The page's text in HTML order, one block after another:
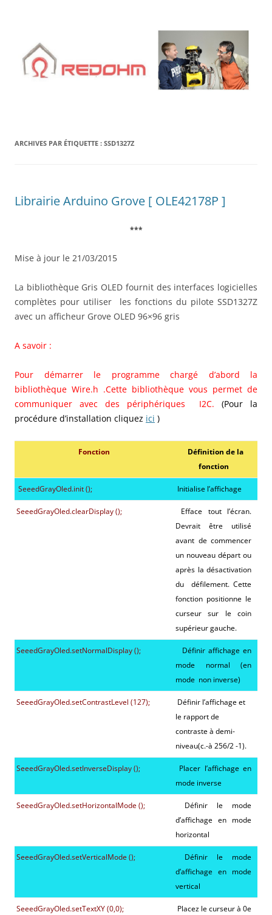
ARCHIVES PAR ÉTIQUETTE : SSD1327Z
Librairie Arduino Grove [ OLE42178P ]
***
Mise à jour le 21/03/2015
La bibliothèque Gris OLED fournit des interfaces logicielles
complètes pour utiliser les fonctions du pilote SSD1327Z
avec un afficheur Grove OLED 96×96 gris
A savoir :
Pour démarrer le programme chargé d’abord la
bibliothèque Wire.h .Cette bibliothèque vous permet de
communiquer avec des périphériques I2C.(Pour la
procédure d’installation cliquez ici )
Fonction
Définition de la
fonction
SeeedGrayOled.init (); Initialise l’affichage
SeeedGrayOled.clearDisplay ();
Efface tout l’écran.
Devrait être utilisé
avant de commencer
un nouveau départ ou
après la désactivation
du défilement. Cette
fonction positionne le
curseur sur le coin
supérieur gauche.
SeeedGrayOled.setNormalDisplay ();
Définir affichage en
mode normal (en
mode non inverse)
SeeedGrayOled.setContrastLevel (127);
Définir l’affichage et
le rapport de
contraste à demi-
niveau(c.-à 256/2 -1).
SeeedGrayOled.setInverseDisplay ();
Placer l’affichage en
mode inverse
SeeedGrayOled.setHorizontalMode ();
Définir le mode
d’affichage en mode
horizontal
SeeedGrayOled.setVerticalMode ();
Définir le mode
d’affichage en mode
vertical
SeeedGrayOled.setTextXY (0,0);
Placez le curseur à 0e